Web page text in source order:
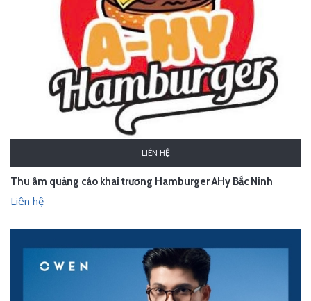
LIÊN HỆ
Thu âm quảng cáo khai trương Hamburger AHy Bắc Ninh
Liên hệ